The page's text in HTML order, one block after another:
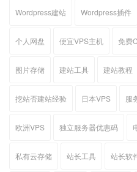
Wordpress建站 Wordpress插件
个人网盘 便宜VPS主机 免费
图片存储 建站工具 建站教程
挖站否建站经验 日本VPS 服
欧洲VPS 独立服务器优惠码
私有云存储 站长工具 站长软